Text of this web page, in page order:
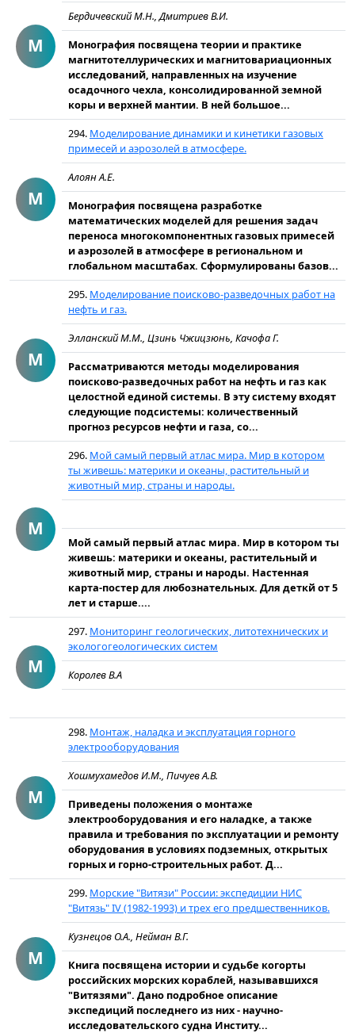
М
Бердичевский М.Н., Дмитриев В.И.
Монография посвящена теории и практике
магнитотеллурических и магнитовариационных
исследований, направленных на изучение
осадочного чехла, консолидированной земной
коры и верхней мантии. В ней большое...
М
294. Моделирование динамики и кинетики газовых
примесей и аэрозолей в атмосфере.
Алоян А.Е.
Монография посвящена разработке
математических моделей для решения задач
переноса многокомпонентных газовых примесей
и аэрозолей в атмосфере в региональном и
глобальном масштабах. Сформулированы базов...
М
295. Моделирование поисково-разведочных работ на
нефть и газ.
Элланский М.М., Цзинь Чжицзюнь, Качофа Г.
Рассматриваются методы моделирования
поисково-разведочных работ на нефть и газ как
целостной единой системы. В эту систему входят
следующие подсистемы: количественный
прогноз ресурсов нефти и газа, со...
М
296. Мой самый первый атлас мира. Мир в котором
ты живешь: материки и океаны, растительный и
животный мир, страны и народы.
Мой самый первый атлас мира. Мир в котором ты
живешь: материки и океаны, растительный и
животный мир, страны и народы. Настенная
карта-постер для любознательных. Для деткй от 5
лет и старше....
М
297. Мониторинг геологических, литотехнических и
экологогеологических систем
Королев В.А
М
298. Монтаж, наладка и эксплуатация горного
электрооборудования
Хошмухамедов И.М., Пичуев А.В.
Приведены положения о монтаже
электрооборудования и его наладке, а также
правила и требования по эксплуатации и ремонту
оборудования в условиях подземных, открытых
горных и горно-строительных работ. Д...
М
299. Морские "Витязи" России: экспедиции НИС
"Витязь" IV (1982-1993) и трех его предшественников.
Кузнецов О.А., Нейман В.Г.
Книга посвящена истории и судьбе когорты
российских морских кораблей, называвшихся
"Витязями". Дано подробное описание
экспедиций последнего из них - научно-
исследовательского судна Институ...